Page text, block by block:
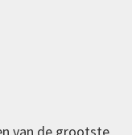
van de grootste